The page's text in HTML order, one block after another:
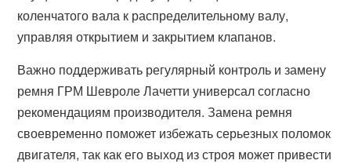
коленчатого вала к распределительному валу,
управляя открытием и закрытием клапанов.
Важно поддерживать регулярный контроль и замену
ремня ГРМ Шевроле Лачетти универсал согласно
рекомендациям производителя. Замена ремня
своевременно поможет избежать серьезных поломок
двигателя, так как его выход из строя может привести